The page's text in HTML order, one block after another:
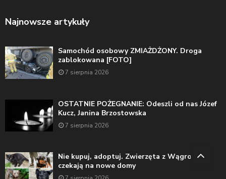
Najnowsze artykuły
Samochód osobowy ZMIAŻDŻONY. Droga
zablokowana [FOTO]
7 sierpnia 2026
OSTATNIE POŻEGNANIE: Odeszli od nas Józef
Kucz, Janina Brzostowska
7 sierpnia 2026
Nie kupuj, adoptuj. Zwierzęta z Wągrowca
czekają na nowe domy